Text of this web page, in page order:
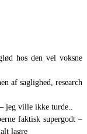
hos den vel voksne
af saglighed, research
jeg ville ikke turde..
faktisk supergodt –
lagre